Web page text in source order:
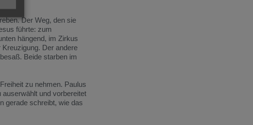
Der Weg, den sie
führte: zum
hängend, im Zirkus
Der andere
Beide starben im
zu nehmen. Paulus
und vorbereitet
gerade schreibt, wie das